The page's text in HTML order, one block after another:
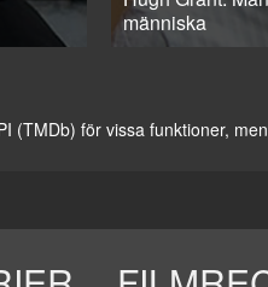
människa
(TMDb) för vissa funktioner,